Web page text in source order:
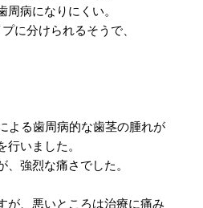
周病になりにくい。
に分けられるそうで、
よる歯周病的な歯茎の腫れが
いました。
強烈な痛さでした。
が、悪いところは治療に痛み